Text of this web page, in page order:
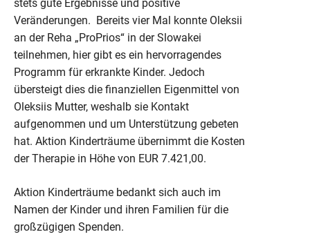
stets gute Ergebnisse und positive
Veränderungen. Bereits vier Mal konnte Oleksii
an der Reha „ProPrios“ in der Slowakei
teilnehmen, hier gibt es ein hervorragendes
Programm für erkrankte Kinder. Jedoch
übersteigt dies die finanziellen Eigenmittel von
Oleksiis Mutter, weshalb sie Kontakt
aufgenommen und um Unterstützung gebeten
hat. Aktion Kinderträume übernimmt die Kosten
der Therapie in Höhe von EUR 7.421,00.
Aktion Kinderträume bedankt sich auch im
Namen der Kinder und ihren Familien für die
großzügigen Spenden.